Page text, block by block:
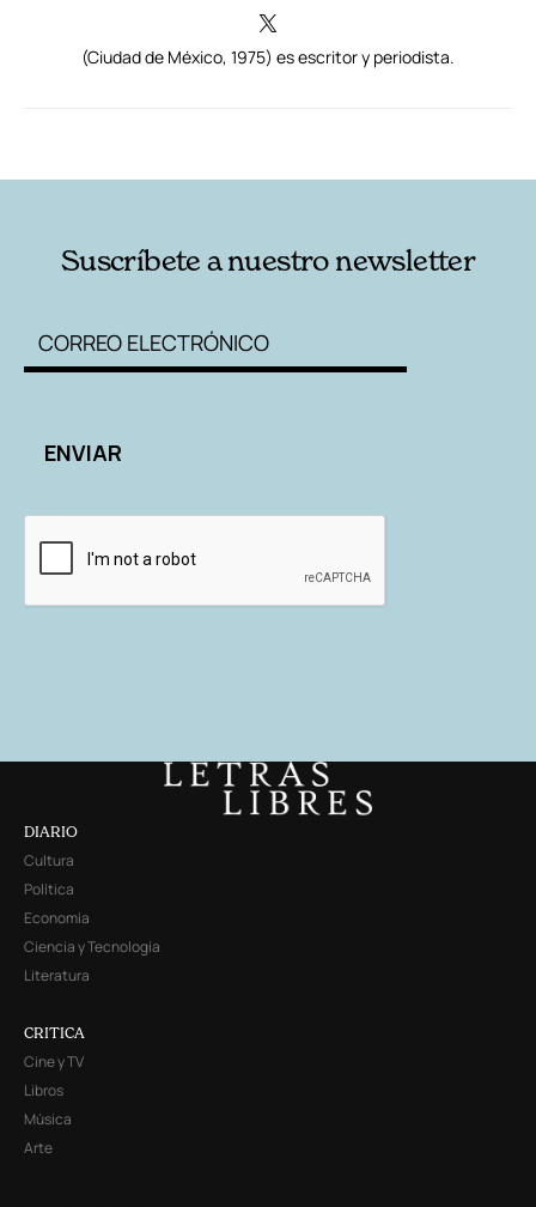
(Ciudad de México, 1975) es escritor y periodista.
Suscríbete a nuestro newsletter
DIARIO
Cultura
Política
Economía
Ciencia y Tecnología
Literatura
CRITICA
Cine y TV
Libros
Música
Arte